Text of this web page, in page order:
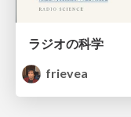
ラジオの科学
frievea